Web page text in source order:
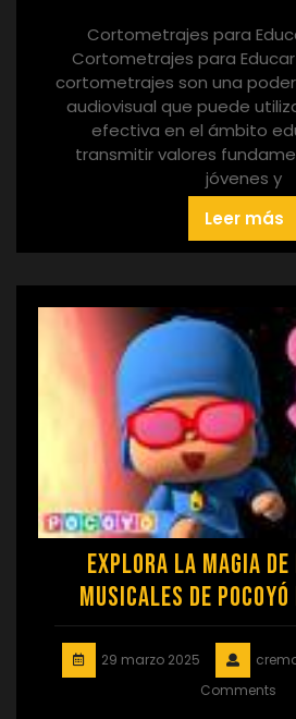
Cortometrajes para
Cortometrajes para Educar
cortometrajes son una
audiovisual que puede
efectiva en el ámbito
transmitir valores
jóvenes y
Leer más
Explora la Magia
Musicales de Pocoyó
29 marzo 2025
Comments